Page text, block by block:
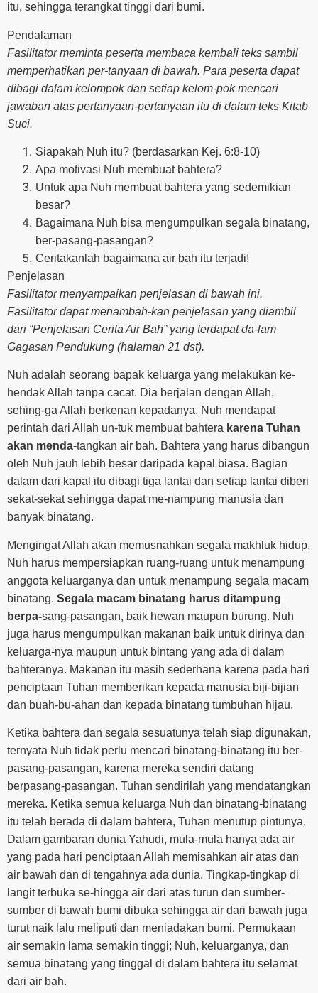
itu, sehingga terangkat tinggi dari bumi.
Pendalaman
Fasilitator meminta peserta membaca kembali teks sambil
memperhatikan per-tanyaan di bawah. Para peserta dapat
dibagi dalam kelompok dan setiap kelom-pok mencari
jawaban atas pertanyaan-pertanyaan itu di dalam teks Kitab
Suci.
Siapakah Nuh itu? (berdasarkan Kej. 6:8-10)
Apa motivasi Nuh membuat bahtera?
Untuk apa Nuh membuat bahtera yang sedemikian
besar?
Bagaimana Nuh bisa mengumpulkan segala binatang,
ber-pasang-pasangan?
Ceritakanlah bagaimana air bah itu terjadi!
Penjelasan
Fasilitator menyampaikan penjelasan di bawah ini.
Fasilitator dapat menambah-kan penjelasan yang diambil
dari “Penjelasan Cerita Air Bah” yang terdapat da-lam
Gagasan Pendukung (halaman 21 dst).
Nuh adalah seorang bapak keluarga yang melakukan ke-
hendak Allah tanpa cacat. Dia berjalan dengan Allah,
sehing-ga Allah berkenan kepadanya. Nuh mendapat
perintah dari Allah un-tuk membuat bahtera karena Tuhan
akan menda-tangkan air bah. Bahtera yang harus dibangun
oleh Nuh jauh lebih besar daripada kapal biasa. Bagian
dalam dari kapal itu dibagi tiga lantai dan setiap lantai diberi
sekat-sekat sehingga dapat me-nampung manusia dan
banyak binatang.
Mengingat Allah akan memusnahkan segala makhluk hidup,
Nuh harus mempersiapkan ruang-ruang untuk menampung
anggota keluarganya dan untuk menampung segala macam
binatang. Segala macam binatang harus ditampung
berpa-sang-pasangan, baik hewan maupun burung. Nuh
juga harus mengumpulkan makanan baik untuk dirinya dan
keluarga-nya maupun untuk bintang yang ada di dalam
bahteranya. Makanan itu masih sederhana karena pada hari
penciptaan Tuhan memberikan kepada manusia biji-bijian
dan buah-bu-ahan dan kepada binatang tumbuhan hijau.
Ketika bahtera dan segala sesuatunya telah siap digunakan,
ternyata Nuh tidak perlu mencari binatang-binatang itu ber-
pasang-pasangan, karena mereka sendiri datang
berpasang-pasangan. Tuhan sendirilah yang mendatangkan
mereka. Ketika semua keluarga Nuh dan binatang-binatang
itu telah berada di dalam bahtera, Tuhan menutup pintunya.
Dalam gambaran dunia Yahudi, mula-mula hanya ada air
yang pada hari penciptaan Allah memisahkan air atas dan
air bawah dan di tengahnya ada dunia. Tingkap-tingkap di
langit terbuka se-hingga air dari atas turun dan sumber-
sumber di bawah bumi dibuka sehingga air dari bawah juga
turut naik lalu meliputi dan meniadakan bumi. Permukaan
air semakin lama semakin tinggi; Nuh, keluarganya, dan
semua binatang yang tinggal di dalam bahtera itu selamat
dari air bah.